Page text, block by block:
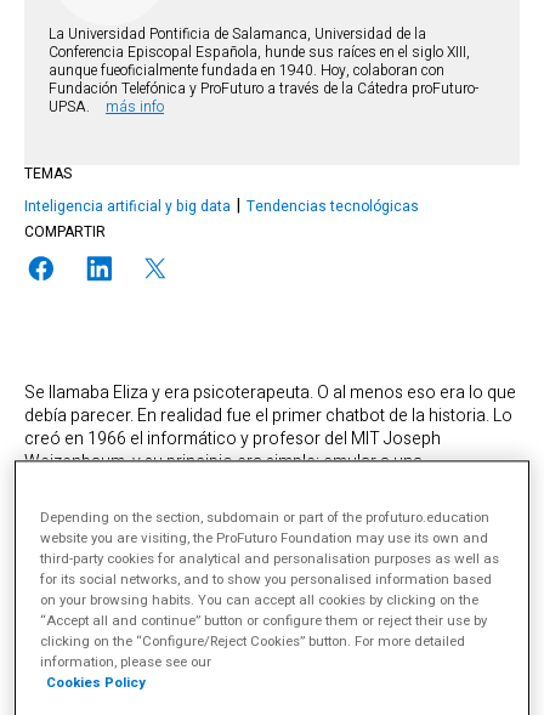
La Universidad Pontificia de Salamanca, Universidad de la
Conferencia Episcopal Española, hunde sus raíces en el siglo XIII,
aunque fueoficialmente fundada en 1940. Hoy, colaboran con
Fundación Telefónica y ProFuturo a través de la Cátedra proFuturo-
UPSA.
más info
TEMAS
Inteligencia artificial y big data
Tendencias tecnológicas
COMPARTIR
Se llamaba Eliza y era psicoterapeuta. O al menos eso era lo que
debía parecer. En realidad fue el primer chatbot de la historia. Lo
creó en 1966 el informático y profesor del MIT Joseph
Weizenbaum, y su principio era simple: emular a una
con los términos insertados por los usuarios durante la
conversación. Después vino Parry, un chatbot algo más
complejo que Eliza y que simulaba ser una persona con
esquizofrenia paranoide. Desde Eliza y Parry hasta nuestro
juguete favorito del verano, ChatGPT, pasando por Alexa, Siri o
Cortana,la historia de los chatbots ha evolucionado hasta límites
insospechados.
Hoy en día, los chatbots están presentes en una variedad de
Depending on the section, subdomain or part of the profuturo.education
website you are visiting, the ProFuturo Foundation may use its own and
third-party cookies for analytical and personalisation purposes as well as
for its social networks, and to show you personalised information based
on your browsing habits. You can accept all cookies by clicking on the
“Accept all and continue” button or configure them or reject their use by
clicking on the “Configure/Reject Cookies” button. For more detailed
information, please see our
Cookies Policy